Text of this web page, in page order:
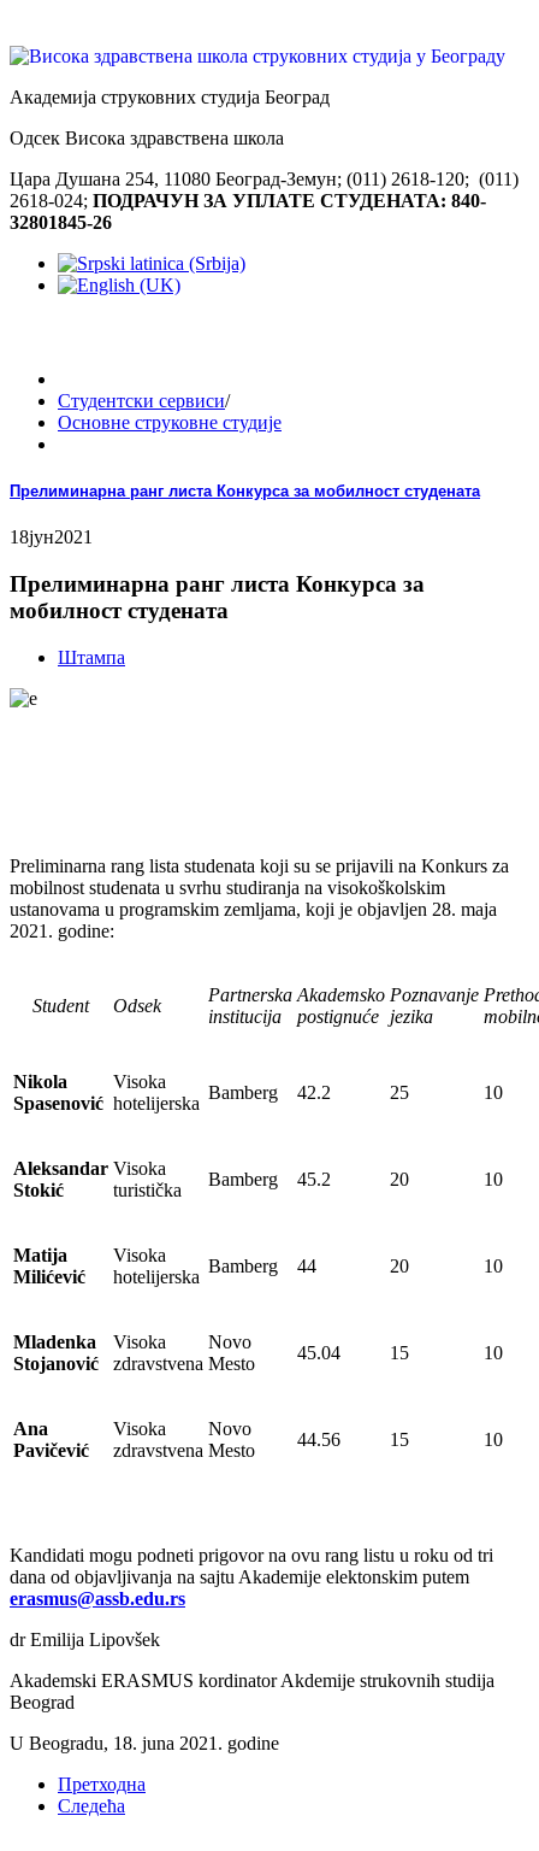
Академија струковних студија Београд
Одсек Висока здравствена школа
Цара Душана 254, 11080 Београд-Земун; (011) 2618-120; (011)
2618-024; ПОДРАЧУН ЗА УПЛАТЕ СТУДЕНАТА: 840-
32801845-26
Студентски сервиси/
Основне струковне студије
Прелиминарна ранг листа Конкурса за мобилност студената
18јун2021
Прелиминарна ранг листа Конкурса за
мобилност студената
Штампа
Preliminarna rang lista studenata koji su se prijavili na Konkurs za
mobilnost studenata u svrhu studiranja na visokoškolskim
ustanovama u programskim zemljama, koji je objavljen 28. maja
2021. godine:
Student Odsek
Partnerska
institucija
Akademsko
postignuće
Poznavanje
jezika
Nikola
Spasenović
Visoka
hotelijerska
Bamberg 42.2 25 10
Aleksandar
Stokić
Visoka
turistička
Bamberg 45.2 20 10
Matija
Milićević
Visoka
hotelijerska
Bamberg 44 20 10
Mladenka
Stojanović
Visoka
zdravstvena
Novo
Mesto
45.04 15 10
Ana
Pavičević
Visoka
zdravstvena
Novo
Mesto
44.56 15 10
Kandidati mogu podneti prigovor na ovu rang listu u roku od tri
dana od objavljivanja na sajtu Akademije elektonskim putem
erasmus@assb.edu.rs
dr Emilija Lipovšek
Akademski ERASMUS kordinator Akdemije strukovnih studija
Beograd
U Beogradu, 18. juna 2021. godine
Претходна
Следећа